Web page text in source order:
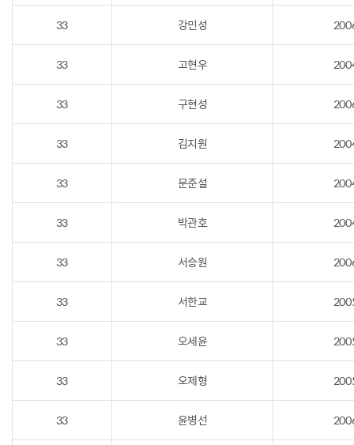
33 강민성
33 고현우
33 구현성
33 김지원
33 문준설
33 박관호
33 서승원
33 서한교
33 오세윤
33 오제형
33 윤병선